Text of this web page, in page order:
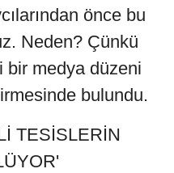
önce bu
Neden? Çünkü
bir medya düzeni
bulundu.
TESİSLERİN